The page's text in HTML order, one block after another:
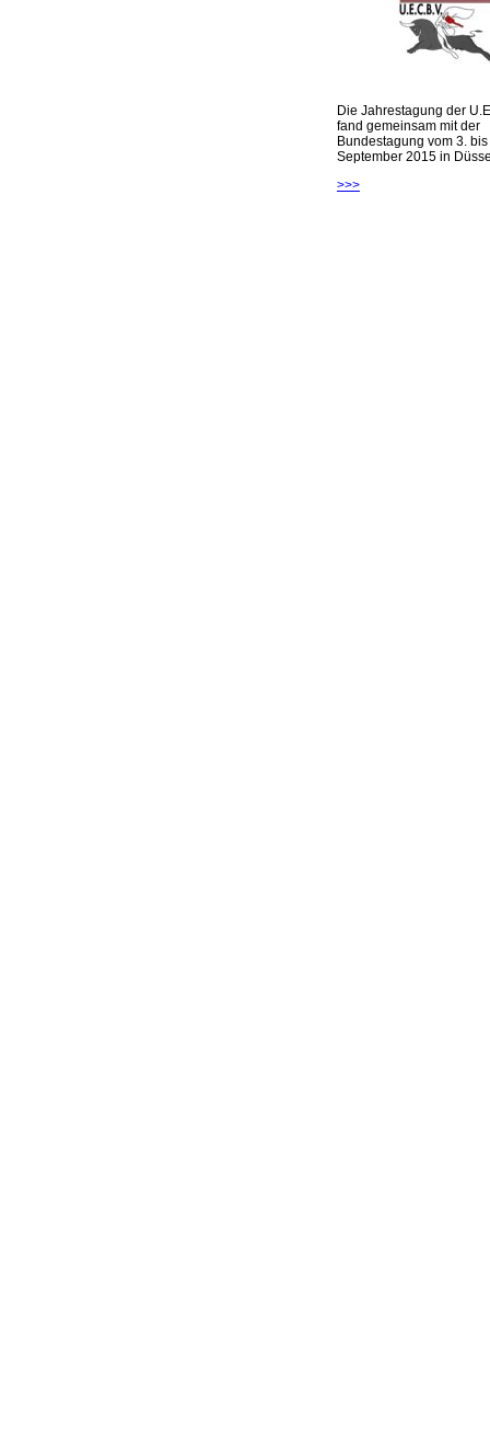
Die Jahrestagung der
fand gemeinsam mit der
Bundestagung vom 3. bis
September 2015 in
>>>